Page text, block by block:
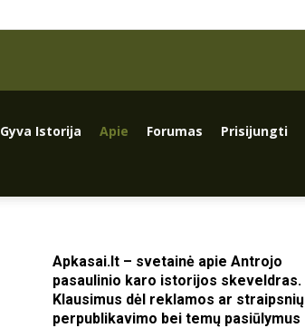
Gyva Istorija Apie Forumas Prisijungti
Apkasai.lt – svetainė apie Antrojo
pasaulinio karo istorijos skeveldras.
Klausimus dėl reklamos ar straipsnių
perpublikavimo bei temų pasiūlymus